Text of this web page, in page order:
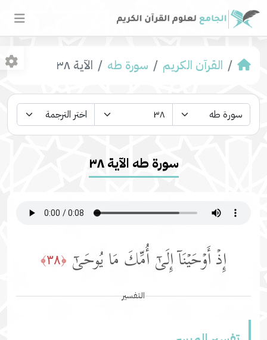
القرآن الكريم سورة طه الآية ٣٨
سورة طه الآية ٣٨
إِذۡ أَوۡحَیۡنَاۤ إِلَىٰۤ أُمِّكَ مَا یُوحَىٰۤ ﴿٣٨﴾
التفسير